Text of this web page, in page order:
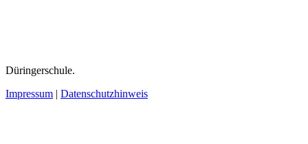
Düringerschule.
Impressum | Datenschutzhinweis